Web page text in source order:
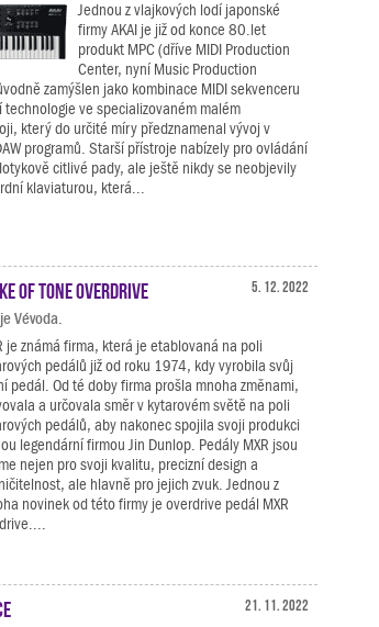
Jednou z vlajkových lodí japonské
firmy AKAI je již od konce 80.let
produkt MPC (dříve MIDI Production
Center, nyní Music Production
zamýšlen jako kombinace MIDI sekvenceru
technologie ve specializovaném malém
který do určité míry předznamenal vývoj v
programů. Starší přístroje nabízely pro ovládání
citlivé pady, ale ještě nikdy se neobjevily
klaviaturou, která...
5. 12. 2022
of Tone Overdrive
Vévoda.
je známá firma, která je etablovaná na poli
pedálů již od roku 1974, kdy vyrobila svůj
pedál. Od té doby firma prošla mnoha změnami,
a určovala směr v kytarovém světě na poli
pedálů, aby nakonec spojila svoji produkci
legendární firmou Jin Dunlop. Pedály MXR jsou
nejen pro svoji kvalitu, precizní design a
ale hlavně pro jejich zvuk. Jednou z
novinek od této firmy je overdrive pedál MXR
21. 11. 2022